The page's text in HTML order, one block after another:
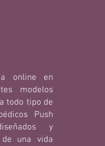
online en
modelos
todo tipo de
Push
y
una vida